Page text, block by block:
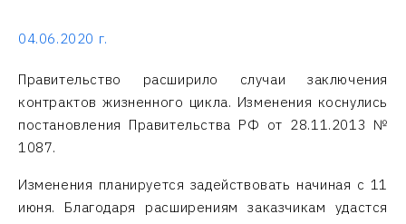
04.06.2020 г.
Правительство расширило случаи заключения
контрактов жизненного цикла. Изменения коснулись
постановления Правительства РФ от 28.11.2013 №
1087.
Изменения планируется задействовать начиная с 11
июня. Благодаря расширениям заказчикам удастся